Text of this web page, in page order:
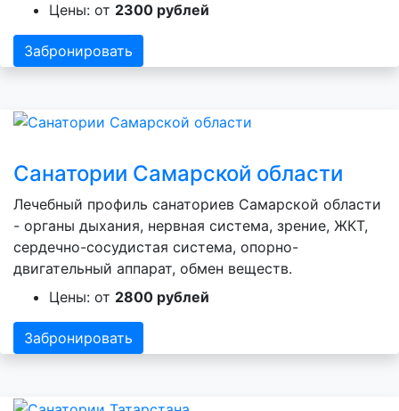
Цены: от 2300 рублей
Забронировать
Санатории Самарской области
Лечебный профиль санаториев Самарской области
- органы дыхания, нервная система, зрение, ЖКТ,
сердечно-сосудистая система, опорно-
двигательный аппарат, обмен веществ.
Цены: от 2800 рублей
Забронировать